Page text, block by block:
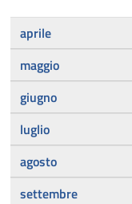
aprile
maggio
giugno
luglio
agosto
settembre